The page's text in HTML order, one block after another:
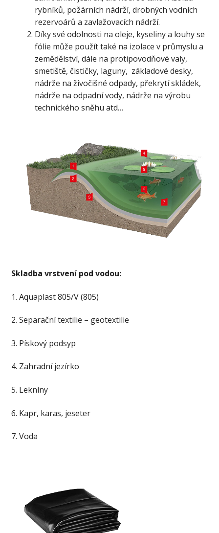
rybníků, požárních nádrží, drobných vodních
rezervoárů a zavlažovacích nádrží.
Díky své odolnosti na oleje, kyseliny a louhy se
fólie může použít také na izolace v průmyslu a
zemědělství, dále na protipovodňové valy,
smetiště, čističky, laguny, základové desky,
nádrže na živočišné odpady, překrytí skládek,
nádrže na odpadní vody, nádrže na výrobu
technického sněhu atd…
Skladba vrstvení pod vodou:
1. Aquaplast 805/V (805)
2. Separační textilie – geotextilie
3. Pískový podsyp
4. Zahradní jezírko
5. Lekníny
6. Kapr, karas, jeseter
7. Voda